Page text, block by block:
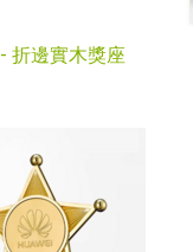
折邊實木獎座